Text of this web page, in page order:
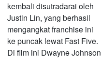
kembali disutradarai oleh
Justin Lin, yang berhasil
mengangkat franchise ini
ke puncak lewat Fast Five.
Di film ini Dwayne Johnson